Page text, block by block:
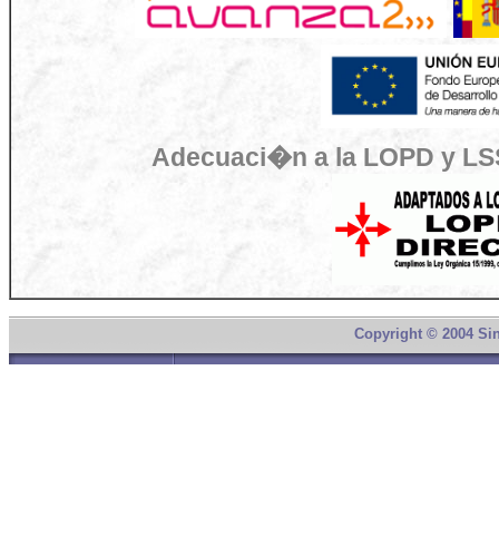
Adecuaci�n a la LOPD y
Copyright © 2004